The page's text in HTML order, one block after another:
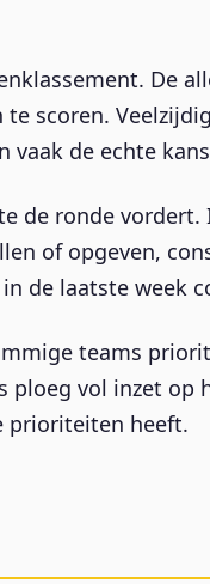
De
scoren.
vaak de echte
de ronde vordert.
of opgeven,
de laatste week
teams
ploeg vol inzet
prioriteiten heeft.